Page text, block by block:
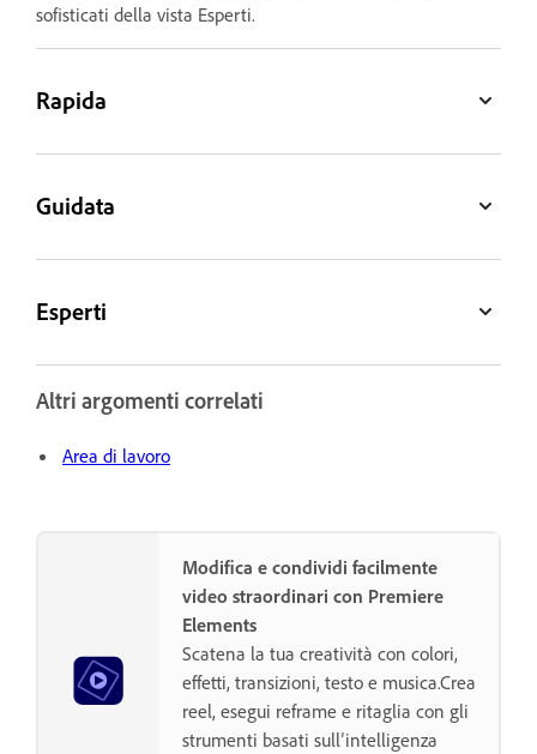
sofisticati della vista Esperti.
Rapida
Guidata
Esperti
Altri argomenti correlati
Area di lavoro
Modifica e condividi facilmente
video straordinari con Premiere
Elements
Scatena la tua creatività con colori,
effetti, transizioni, testo e musica.Crea
reel, esegui reframe e ritaglia con gli
strumenti basati sull’intelligenza